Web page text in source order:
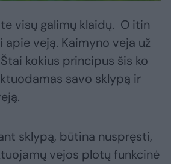
visų galimų klaidų. O itin
veją. Kaimyno veja už
kokius principus šis ko
savo sklypą ir
sklypą, būtina nuspręsti,
vejos plotų funkcinė